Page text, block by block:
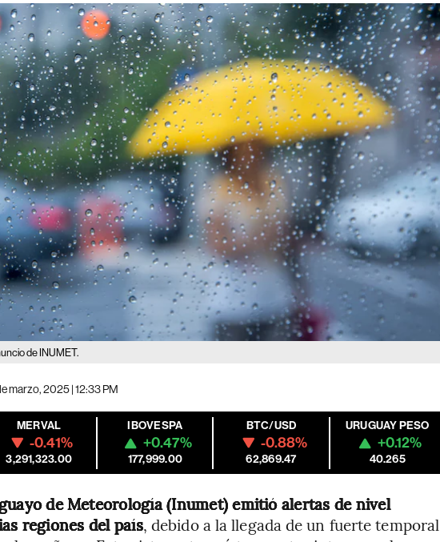
de INUMET.
marzo, 2025 | 12:33 PM
MERVAL
-0.41%
3,291,323.00
IBOVESPA
+0.47%
177,999.00
BTC/USD
-0.88%
62,869.47
URUGUAY PESO
+0.12%
40.265
de Meteorología (Inumet) emitió alertas de nivel
regiones del país, debido a la llegada de un fuerte temporal